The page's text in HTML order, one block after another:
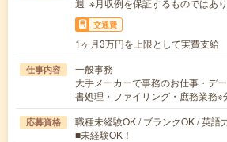
交通費
1ヶ月3万円を上限として実費支給
仕事内容
一般事務
大手メーカーで事務のお仕事・デ
書処理・ファイリング・庶務業務
応募資格
職種未経験OK / ブランクOK / 英語
■未経験OK！